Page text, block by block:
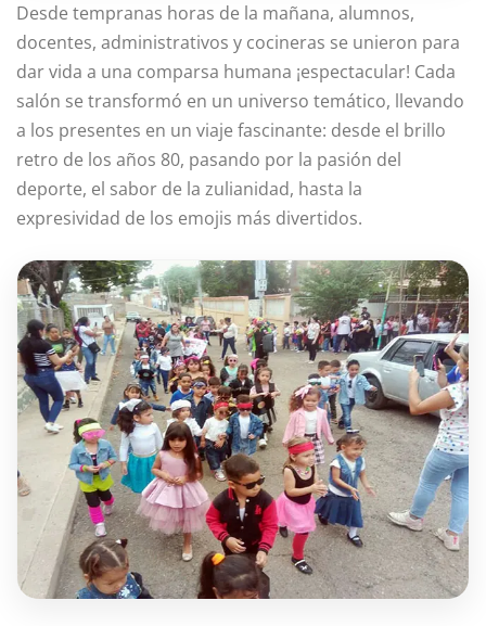
Desde tempranas horas de la mañana, alumnos,
docentes, administrativos y cocineras se unieron para
dar vida a una comparsa humana ¡espectacular! Cada
salón se transformó en un universo temático, llevando
a los presentes en un viaje fascinante: desde el brillo
retro de los años 80, pasando por la pasión del
deporte, el sabor de la zulianidad, hasta la
expresividad de los emojis más divertidos.